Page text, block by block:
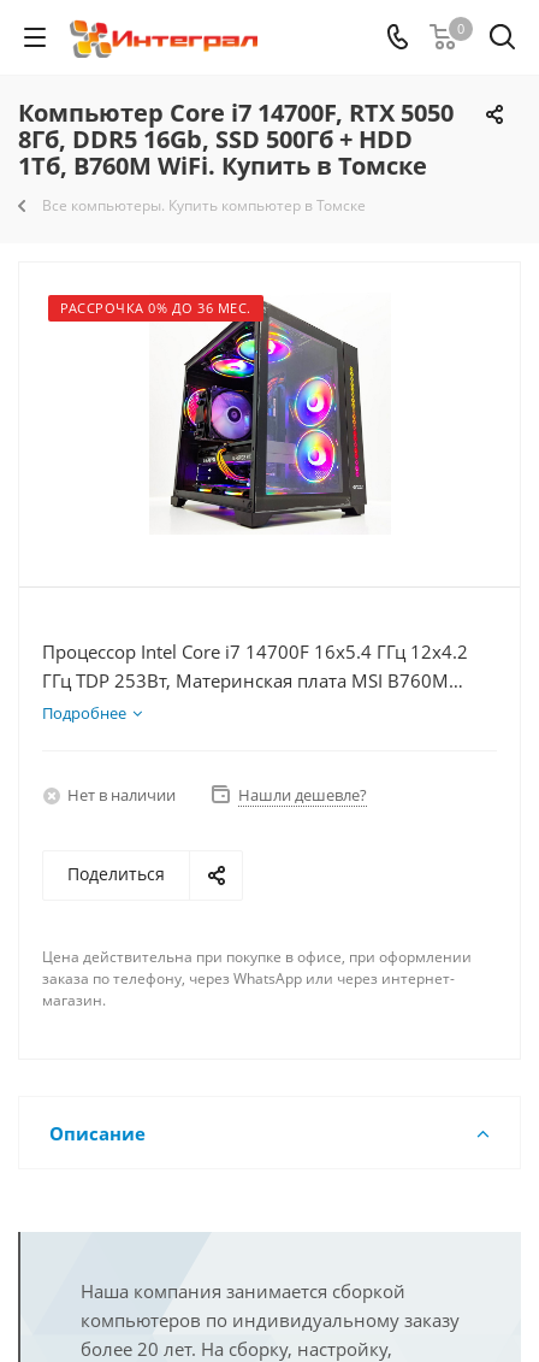
0
Компьютер Core i7 14700F, RTX 5050
8Гб, DDR5 16Gb, SSD 500Гб + HDD
1Тб, B760M WiFi. Купить в Томске
Все компьютеры. Купить компьютер в Томске
РАССРОЧКА 0% ДО 36 МЕС.
Процессор Intel Core i7 14700F 16x5.4 ГГц 12x4.2
ГГц TDP 253Вт, Материнская плата MSI B760M
BOMBER WIFI D5, Видеокарта RTX 5050 8Гб, Память
Подробнее
Нет в наличии Нашли дешевле?
Поделиться
Цена действительна при покупке в офисе, при оформлении
заказа по телефону, через WhatsApp или через интернет-
магазин.
Описание
Наша компания занимается сборкой
компьютеров по индивидуальному заказу
более 20 лет. На сборку, настройку,